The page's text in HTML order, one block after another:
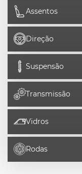
Assentos
Direção
Suspensão
Transmissão
Vidros
Rodas